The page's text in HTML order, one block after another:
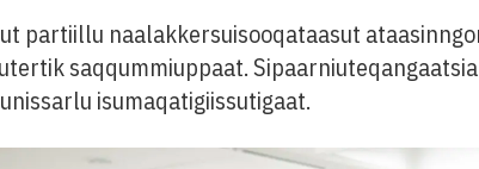
partiillu naalakkersuisooqataasut
saqqummiuppaat.
isumaqatigiissutigaat.